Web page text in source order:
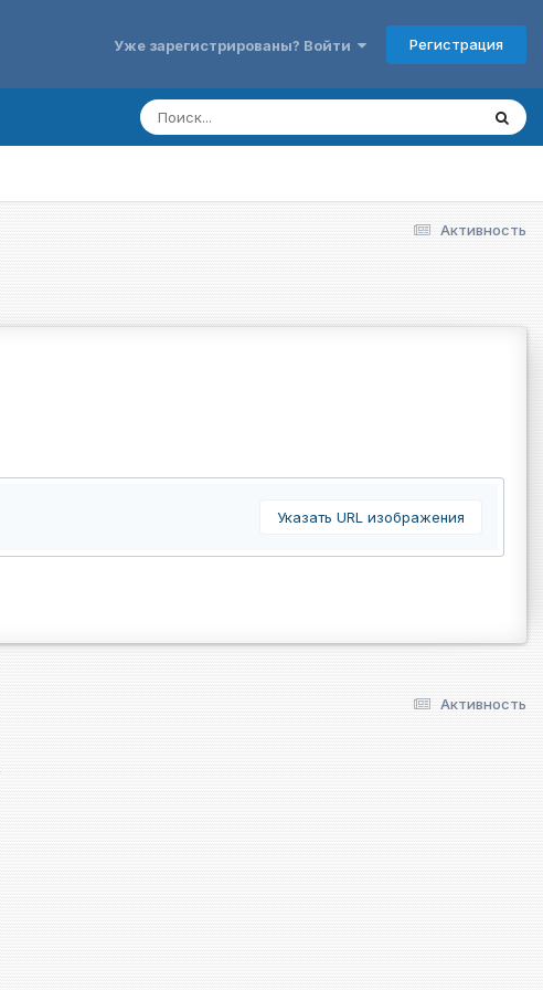
Уже зарегистрированы? Войти Регистрация
Активность
Указать URL изображения
Активность